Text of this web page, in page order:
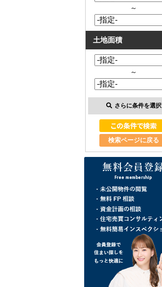
～
土地面積
～
さらに条件を選択
検索ページに戻る